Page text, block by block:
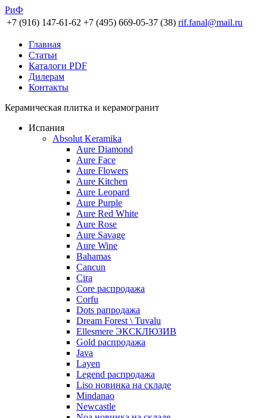
РиФ
+7 (916) 147-61-62 +7 (495) 669-05-37 (38) rif.fanal@mail.ru
Главная
Статьи
Каталоги PDF
Дилерам
Контакты
Керамическая плитка и керамогранит
Испания
Absolut Keramika
Aure Diamond
Aure Face
Aure Flowers
Aure Kitchen
Aure Leopard
Aure Purple
Aure Red White
Aure Rose
Aure Savage
Aure Wine
Bahamas
Cancun
Cira
Core распродажа
Corfu
Dots рапродажа
Dream Forest \ Tuvalu
Ellesmere ЭКСКЛЮЗИВ
Gold распродажа
Java
Layen
Legend распродажа
Liso новинка на складе
Mindanao
Newcastle